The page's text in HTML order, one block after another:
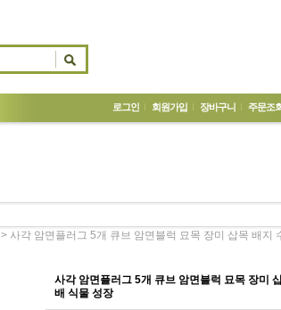
로그인 회원가입 장바구니 주문조
> 사각 암면플러그 5개 큐브 암면블럭 묘목 장미 삽목 배지
사각 암면플러그 5개 큐브 암면블럭 묘목 장미
배 식물 성장